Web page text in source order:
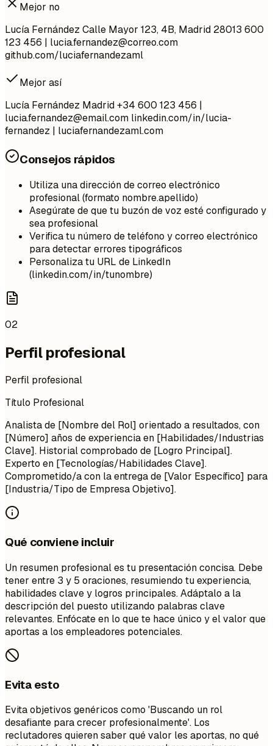
Mejor no
Lucía Fernández Calle Mayor 123, 4B, Madrid 28013 600
123 456 | lucia.fernandez@correo.com
github.com/luciafernandezaml
Mejor así
Lucía Fernández Madrid +34 600 123 456 |
lucia.fernandez@email.com linkedin.com/in/lucia-
fernandez | luciafernandezaml.com
Consejos rápidos
Utiliza una dirección de correo electrónico
profesional (formato nombre.apellido)
Asegúrate de que tu buzón de voz esté configurado y
sea profesional
Verifica tu número de teléfono y correo electrónico
para detectar errores tipográficos
Personaliza tu URL de LinkedIn
(linkedin.com/in/tunombre)
02
Perfil profesional
Perfil profesional
Título Profesional
Analista de [Nombre del Rol] orientado a resultados, con
[Número] años de experiencia en [Habilidades/Industrias
Clave]. Historial comprobado de [Logro Principal].
Experto en [Tecnologías/Habilidades Clave].
Comprometido/a con la entrega de [Valor Específico] para
[Industria/Tipo de Empresa Objetivo].
Qué conviene incluir
Un resumen profesional es tu presentación concisa. Debe
tener entre 3 y 5 oraciones, resumiendo tu experiencia,
habilidades clave y logros principales. Adáptalo a la
descripción del puesto utilizando palabras clave
relevantes. Enfócate en lo que te hace único y el valor que
aportas a los empleadores potenciales.
Evita esto
Evita objetivos genéricos como 'Buscando un rol
desafiante para crecer profesionalmente'. Los
reclutadores quieren saber qué valor les aportas, no qué